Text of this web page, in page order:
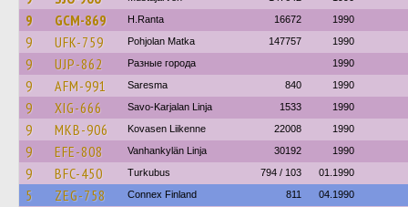
9 GCM-869 H.Ranta 16672 1990
9 UFK-759 Pohjolan Matka 147757 1990
9 UJP-862 Разные города 1990
9 AFM-991 Saresma 840 1990
9 XIG-666 Savo-Karjalan Linja 1533 1990
9 MKB-906 Kovasen Liikenne 22008 1990
9 EFE-808 Vanhankylän Linja 30192 1990
9 BFC-450 Turkubus 794 / 103 01.1990
5 ZEG-758 Connex Finland 811 04.1990